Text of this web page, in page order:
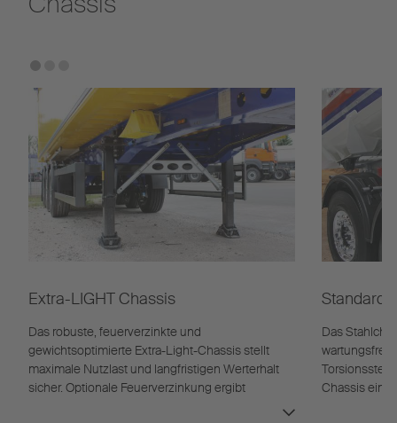
Extra-LIGHT Chassis
Das robuste, feuerverzinkte und
gewichtsoptimierte Extra-Light-Chassis stellt
maximale Nutzlast und langfristigen Werterhalt
sicher. Optionale Feuerverzinkung ergibt
Standard-
Das
Torsionssteif
Chassis eine